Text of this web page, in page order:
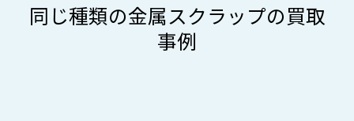
同じ種類の金属スクラップの買取
事例